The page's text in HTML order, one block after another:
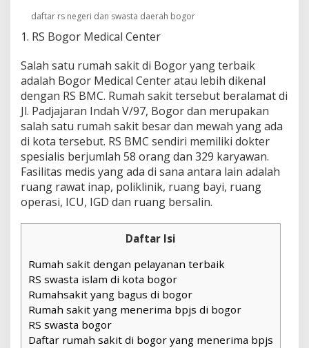
daftar rs negeri dan swasta daerah bogor
1. RS Bogor Medical Center
Salah satu rumah sakit di Bogor yang terbaik
adalah Bogor Medical Center atau lebih dikenal
dengan RS BMC. Rumah sakit tersebut beralamat di
Jl. Padjajaran Indah V/97, Bogor dan merupakan
salah satu rumah sakit besar dan mewah yang ada
di kota tersebut. RS BMC sendiri memiliki dokter
spesialis berjumlah 58 orang dan 329 karyawan.
Fasilitas medis yang ada di sana antara lain adalah
ruang rawat inap, poliklinik, ruang bayi, ruang
operasi, ICU, IGD dan ruang bersalin.
Daftar Isi
Rumah sakit dengan pelayanan terbaik
RS swasta islam di kota bogor
Rumahsakit yang bagus di bogor
Rumah sakit yang menerima bpjs di bogor
RS swasta bogor
Daftar rumah sakit di bogor yang menerima bpjs